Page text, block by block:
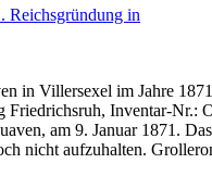
Reichsgründung in
in Villersexel im Jahre
Inventar-Nr.:
am 9. Januar 1871.
nicht aufzuhalten.